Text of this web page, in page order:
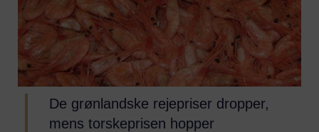
De grønlandske rejepriser dropper,
mens torskeprisen hopper